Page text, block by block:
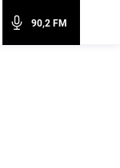
90,2 FM